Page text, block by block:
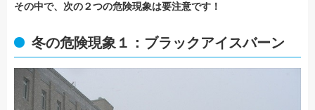
その中で、次の２つの危険現象は要注意です！
冬の危険現象１：ブラックアイスバーン